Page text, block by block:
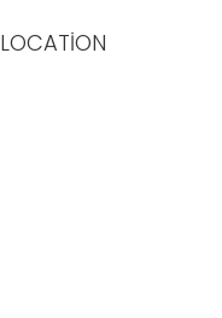
LOCATION